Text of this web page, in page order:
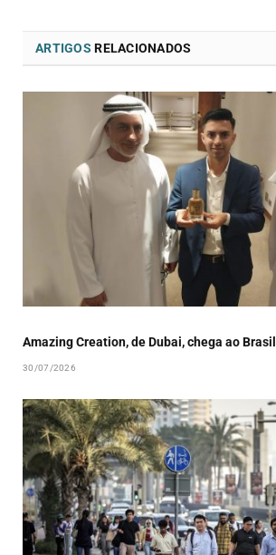
ARTIGOS RELACIONADOS
Amazing Creation, de Dubai, chega ao Brasil
30/07/2026